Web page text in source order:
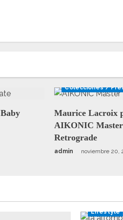
Colecciones /
Maurice Lacroix
AIKONIC
Retrograde
admin noviembre 20,
Lifestyle